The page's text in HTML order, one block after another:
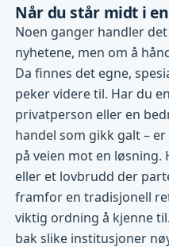
Når du står midt i
Noen ganger handler
nyhetene, men om å
Da finnes det egne,
peker videre til. Har du
privatperson eller en
handel som gikk galt –
på veien mot en
eller et lovbrudd der
framfor en tradisjonell
viktig ordning å kjenne
bak slike institusjoner